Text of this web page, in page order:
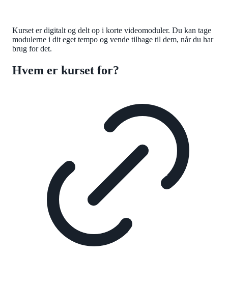
Kurset er digitalt og delt op i korte videomoduler. Du kan tage
modulerne i dit eget tempo og vende tilbage til dem, når du har
brug for det.
Hvem er kurset for?